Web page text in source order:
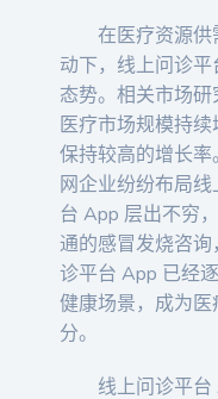
在医疗资源
动下，线上问诊
态势。相关市场
医疗市场规模持
保持较高的增长
网企业纷纷布局
台 App 层出不穷
通的感冒发烧咨
诊平台 App 已经
健康场景，成为
分。
线上问诊平